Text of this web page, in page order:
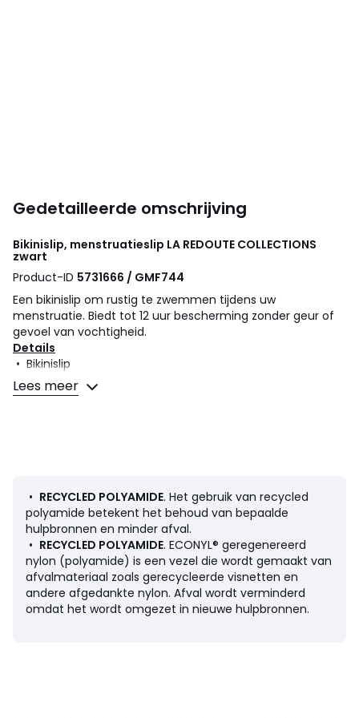
Gedetailleerde omschrijving
Bikinislip, menstruatieslip LA REDOUTE COLLECTIONS
zwart
Product-ID 5731666 / GMF744
Een bikinislip om rustig te zwemmen tijdens uw
menstruatie. Biedt tot 12 uur bescherming zonder geur of
gevoel van vochtigheid.
Details
• Bikinislip
• Hoge slip
• Effen
• Voor gebruik op het strand, zwembad, spa...
• Komt overeen met 3 klassieke tampons
• Onderhoud : grondig spoelen met koud water, daarna in
de machine wassen en in de buitenlucht drogen.
Samenstelling en onderhoud
• 90% polyamide, 10% elasthan
• Ten minste 50% gerecycled polyamide
• Machinewas op 30° delicaat programma
• Niet strijken / geen bleekmiddel
Lees meer
• RECYCLED POLYAMIDE. Het gebruik van recycled
polyamide betekent het behoud van bepaalde
hulpbronnen en minder afval.
• RECYCLED POLYAMIDE. ECONYL® geregenereerd
nylon (polyamide) is een vezel die wordt gemaakt van
afvalmateriaal zoals gerecycleerde visnetten en
andere afgedankte nylon. Afval wordt verminderd
omdat het wordt omgezet in nieuwe hulpbronnen.